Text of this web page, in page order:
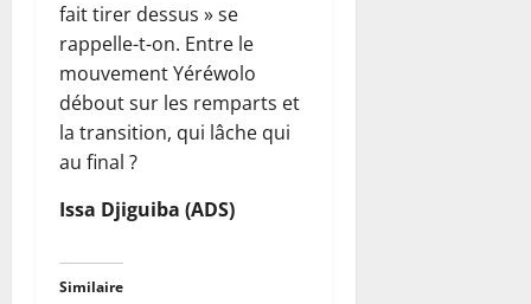
fait tirer dessus » se
rappelle-t-on. Entre le
mouvement Yéréwolo
débout sur les remparts et
la transition, qui lâche qui
au final ?
Issa Djiguiba (ADS)
Similaire